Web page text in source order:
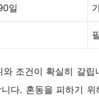
일
조건이 확실히 갈
다. 혼동을 피하기